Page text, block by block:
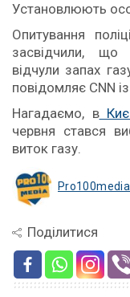
Установлюють
Опитування
засвідчили, що
відчули запах
повідомляє CNN
Нагадаємо, в
червня стався
виток газу.
Pro100media
Поділитися